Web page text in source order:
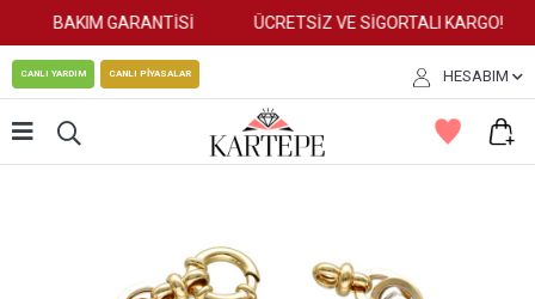
BAKIM GARANTİSİ ÜCRETSİZ VE SİGORTALI KARGO!
CANLI YARDIM CANLI PİYASALAR HESABIM